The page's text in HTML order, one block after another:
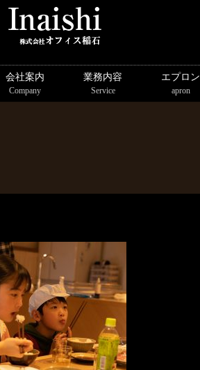
会社案内
Company
業務内容
Service
エプロン
apron